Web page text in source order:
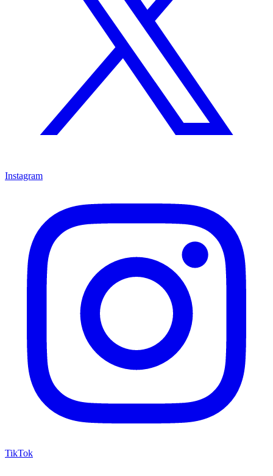
Instagram
TikTok